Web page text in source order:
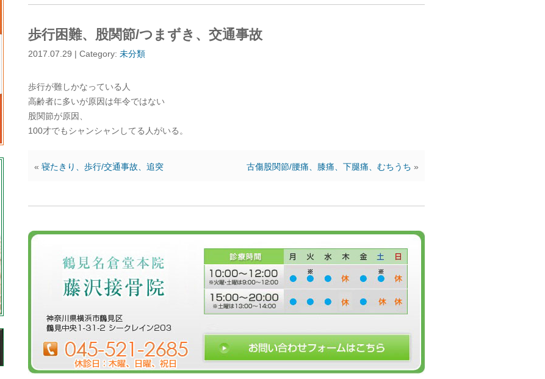
歩行困難、股関節/つまずき、交通事故
2017.07.29 | Category: 未分類
歩行が難しかなっている人
高齢者に多いが原因は年令ではない
股関節が原因、
100才でもシャンシャンしてる人がいる。
古傷股関節/腰痛、膝痛、下腿痛、むちうち »
« 寝たきり、歩行/交通事故、追突